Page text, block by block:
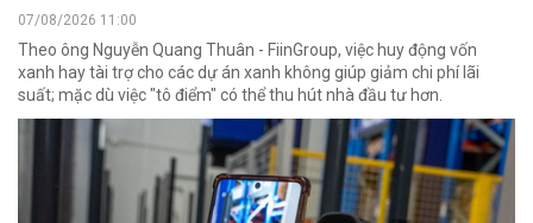
07/08/2026 11:00
Theo ông Nguyễn Quang Thuân - FiinGroup, việc huy động vốn
xanh hay tài trợ cho các dự án xanh không giúp giảm chi phí lãi
suất; mặc dù việc "tô điểm" có thể thu hút nhà đầu tư hơn.